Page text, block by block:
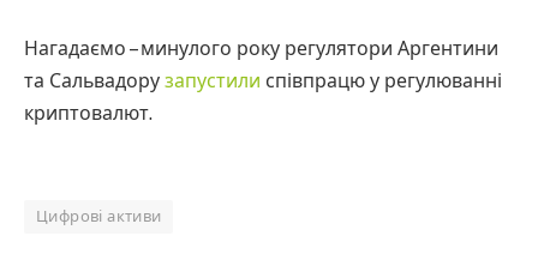
Нагадаємо – минулого року регулятори Аргентини
та Сальвадору запустили співпрацю у регулюванні
криптовалют.
Цифрові активи